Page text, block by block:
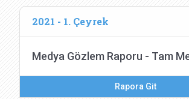
2021 - 1. Çeyrek
Medya Gözlem Raporu - Tam
Rapora Git